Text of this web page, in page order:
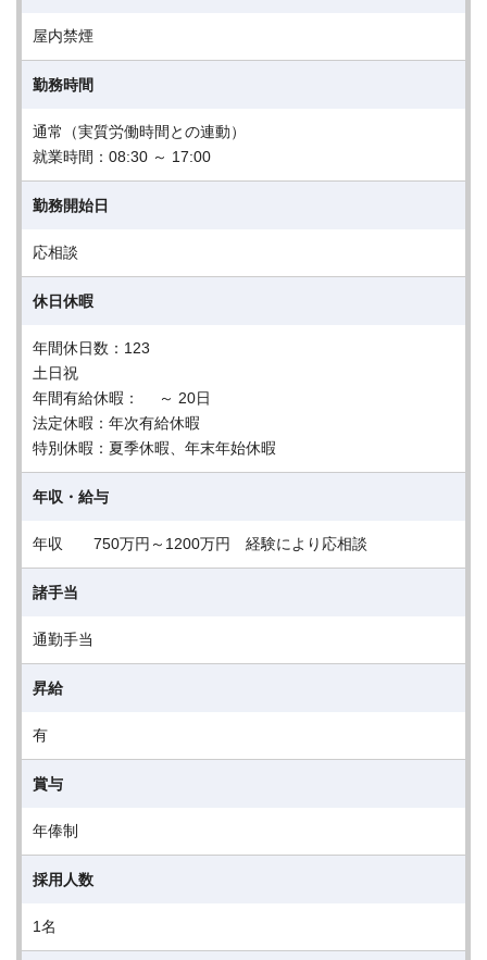
屋内禁煙
勤務時間
通常（実質労働時間との連動）
就業時間：08:30 ～ 17:00
勤務開始日
応相談
休日休暇
年間休日数：123
土日祝
年間有給休暇： ～ 20日
法定休暇：年次有給休暇
特別休暇：夏季休暇、年末年始休暇
年収・給与
年収 750万円～1200万円 経験により応相談
諸手当
通勤手当
昇給
有
賞与
年俸制
採用人数
1名